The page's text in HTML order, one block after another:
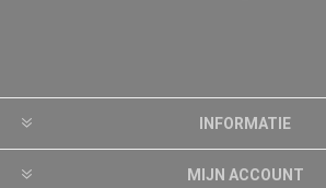
INFORMATIE
MIJN ACCOUNT